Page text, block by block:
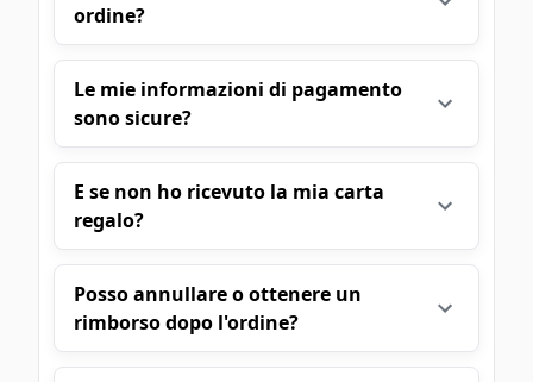
ordine?
Le mie informazioni di pagamento
sono sicure?
E se non ho ricevuto la mia carta
regalo?
Posso annullare o ottenere un
rimborso dopo l'ordine?